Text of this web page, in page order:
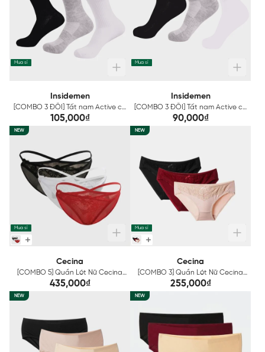
Mua sỉ
Insidemen
[COMBO 3 ĐÔI] Tất nam Active cổ
trung Insidemen ISC002EDP03
105,000₫
Mua sỉ
Insidemen
[COMBO 3 ĐÔI] Tất nam Active cổ
ngắn Insidemen ISC001EDP03
90,000₫
NEW
Mua sỉ
Cecina
[COMBO 5] Quần Lót Nữ Cecina
Mix Màu CBI600EDP05
435,000₫
NEW
Mua sỉ
Cecina
[COMBO 3] Quần Lót Nữ Cecina
Mix Màu CBI1605EDP03
255,000₫
NEW NEW